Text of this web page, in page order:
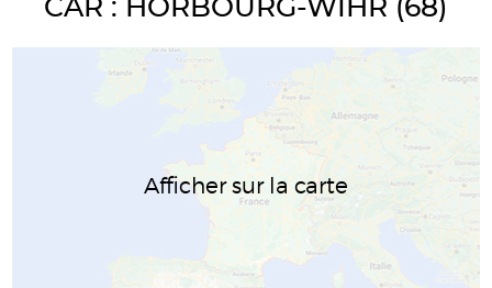
CAR : HORBOURG-WIHR (68)
Afficher sur la carte